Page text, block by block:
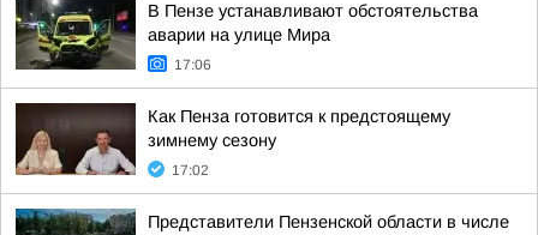
В Пензе устанавливают обстоятельства
аварии на улице Мира
17:06
Как Пенза готовится к предстоящему
зимнему сезону
17:02
Представители Пензенской области в числе